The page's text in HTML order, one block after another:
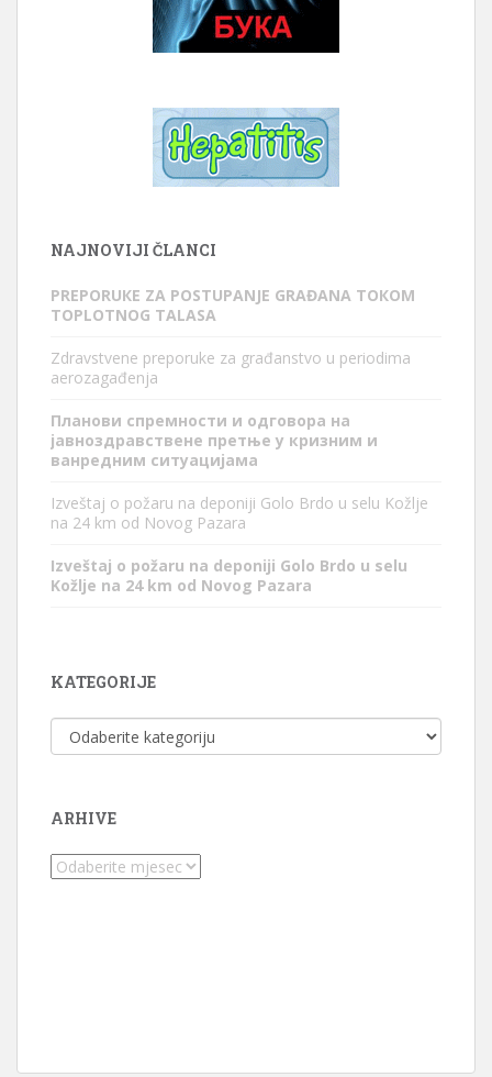
NAJNOVIJI ČLANCI
PREPORUКE ZA POSTUPANJE GRAĐANA TOКOM
TOPLOTNOG TALASA
Zdravstvene preporuke za građanstvo u periodima
aerozagađenja
Планови спремности и одговора на
јавноздравствене претње у кризним и
ванредним ситуацијама
Izveštaj o požaru na deponiji Golo Brdo u selu Kožlje
na 24 km od Novog Pazara
Izveštaj o požaru na deponiji Golo Brdo u selu
Kožlje na 24 km od Novog Pazara
KATEGORIJE
Kategorije
ARHIVE
Arhive